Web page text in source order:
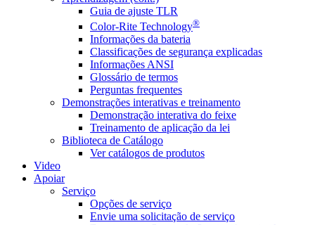
Guia de ajuste TLR
Color-Rite Technology®
Informações da bateria
Classificações de segurança explicadas
Informações ANSI
Glossário de termos
Perguntas frequentes
Demonstrações interativas e treinamento
Demonstração interativa do feixe
Treinamento de aplicação da lei
Biblioteca de Catálogo
Ver catálogos de produtos
Video
Apoiar
Serviço
Opções de serviço
Envie uma solicitação de serviço